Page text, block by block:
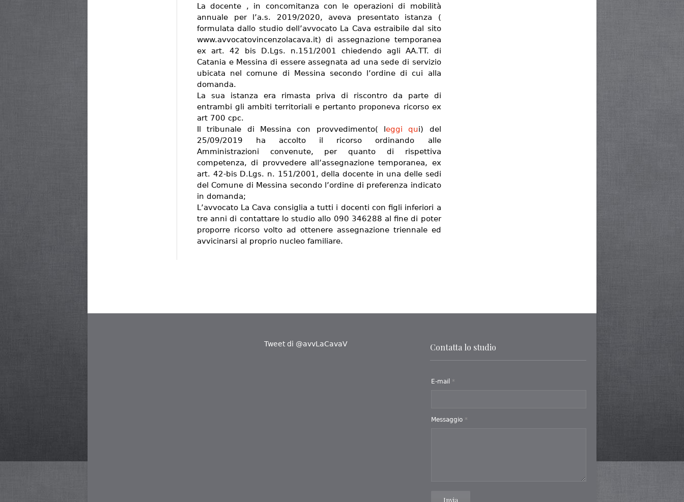
La docente , in concomitanza con le operazioni di mobilità
annuale per l’a.s. 2019/2020, aveva presentato istanza (
formulata dallo studio dell’avvocato La Cava estraibile dal sito
www.avvocatovincenzolacava.it) di assegnazione temporanea
ex art. 42 bis D.Lgs. n.151/2001 chiedendo agli AA.TT. di
Catania e Messina di essere assegnata ad una sede di servizio
ubicata nel comune di Messina secondo l’ordine di cui alla
domanda.
La sua istanza era rimasta priva di riscontro da parte di
entrambi gli ambiti territoriali e pertanto proponeva ricorso ex
art 700 cpc.
Il tribunale di Messina con provvedimento( leggi qui) del
25/09/2019 ha accolto il ricorso ordinando alle
Amministrazioni convenute, per quanto di rispettiva
competenza, di provvedere all’assegnazione temporanea, ex
art. 42-bis D.Lgs. n. 151/2001, della docente in una delle sedi
del Comune di Messina secondo l’ordine di preferenza indicato
in domanda;
L’avvocato La Cava consiglia a tutti i docenti con figli inferiori a
tre anni di contattare lo studio allo 090 346288 al fine di poter
proporre ricorso volto ad ottenere assegnazione triennale ed
avvicinarsi al proprio nucleo familiare.
Tweet di @avvLaCavaV Contatta lo studio
E-mail *
Messaggio *
Invia